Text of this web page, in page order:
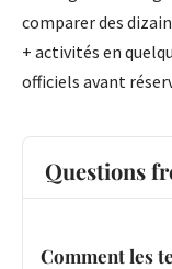
comparer des
+ activités en
officiels avant
Questions
Comment les